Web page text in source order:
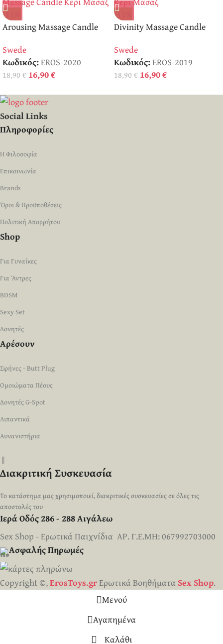
-11%
Arousing Massage Candle
Swede
Κωδικός:EROS-2020
18,90€ 16,90€
-11%
Divinity Massage Candle
Swede
Κωδικός:EROS-2019
18,90€ 16,90€
Social Links
Πληροφορίες
Η Φιλοσοφία
Επικοινωνία
Brands
Όροι & Προϋποθέσεις
Πολιτική Απορρήτου
Shop
Για Γυναίκες
Για Άντρες
BDSM
Sexy Set
Δονητές
Αρέσουν
Σφήνες - Butt Plug
Ομοιώματα Πέους
Δονητές G-Spot
Λιπαντικά
Αυνανιστήρια
||
Διακριτική Συσκευασία
Το κατάστημα μας χρησιμοποιεί, διακριτικές συσκευασίες σε όλες τις
αποστολές του
Ιερά Οδός 286 - 288 Αιγάλεω
Sex Shop - Ερωτικά Παιχνίδια ΑΡ. Γ.Ε.ΜΗ: 067992703000
Ασφαλής Πηρωμές
Copyright ©,ErosToys.grΕρωτικά Βοηθήματα Sex Shop.
Μενού
Αγαπημένα
Καλάθι